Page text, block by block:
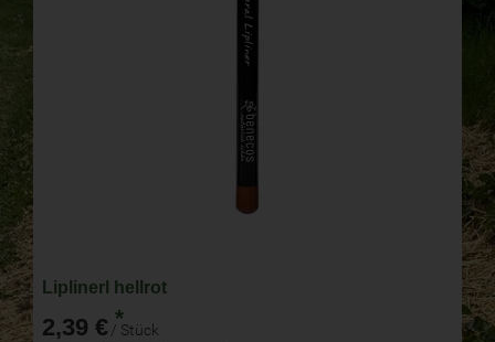
Liplinerl hellrot
2,39 € *
/ Stück